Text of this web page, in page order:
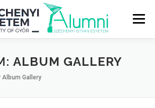
Menü
KÖZÖSSÉG HÍREK MÉDIA
ALBUM GALLERY
Gallery